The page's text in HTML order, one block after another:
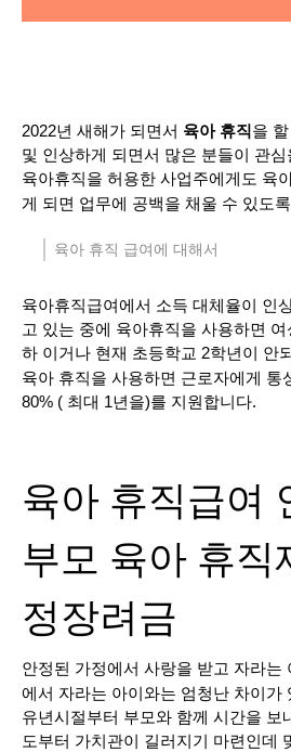
2022년 새해가 되면서 육아 휴직을
및 인상하게 되면서 많은 분들이 관
육아휴직을 허용한 사업주에게도 육
게 되면 업무에 공백을 채울 수 있도
육아 휴직 급여에 대해서
육아휴직급여에서 소득 대체율이 인
고 있는 중에 육아휴직을 사용하면 여
하 이거나 현재 초등학교 2학년이 안
육아 휴직을 사용하면 근로자에게 통
80% ( 최대 1년을)를 지원합니다.
육아 휴직급여
부모 육아 휴직
정장려금
안정된 가정에서 사랑을 받고 자라는
에서 자라는 아이와는 엄청난 차이가
유년시절부터 부모와 함께 시간을 보
도부터 가치관이 길러지기 마련인데